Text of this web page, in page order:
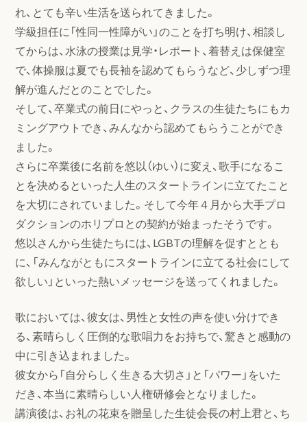
れ、とても辛い生活を送られてきました。
学級担任に「性同一性障がい」のことを打ち明け、相談し
てからは、水泳の授業は見学・レポート、着替えは保健室
で、体操服は夏でも長袖を認めてもらうなど、少しずつ理
解が進んだとのことでした。
そして、卒業式の前日にやっと、クラスの生徒たちにもカ
ミングアウトでき、みんなから認めてもらうことができ
ました。
さらに卒業後に名前を悠以（ゆい）に変え、歌手になるこ
とを決めるといった人生のスタートラインに立てたこと
を大切にされていました。そして今年４月から大手プロ
ダクションのホリプロとの契約が始まったそうです。
悠以さんから生徒たちには、LGBTの理解を促すととも
に、「みんながともにスタートラインに立てる社会にして
欲しい」といった熱いメッセージを送ってくれました。
歌においては、彼女は、男性と女性の声を使い分けでき
る、素晴らしく圧倒的な歌唱力をお持ちで、驚きと感動の
中に引き込まれました。
彼女から「自分らしく生きる大切さ」と「パワー」をいた
だき、本当に素晴らしい人権研修会となりました。
講演後は、お礼の花束を贈呈した生徒会長の村上君と、ち